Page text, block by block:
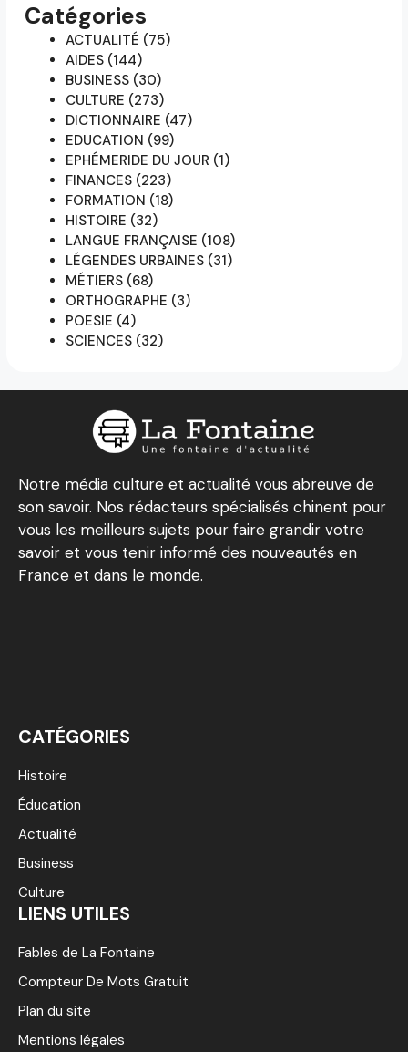
Catégories
ACTUALITÉ (75)
AIDES (144)
BUSINESS (30)
CULTURE (273)
DICTIONNAIRE (47)
EDUCATION (99)
EPHÉMERIDE DU JOUR (1)
FINANCES (223)
FORMATION (18)
HISTOIRE (32)
LANGUE FRANÇAISE (108)
LÉGENDES URBAINES (31)
MÉTIERS (68)
ORTHOGRAPHE (3)
POESIE (4)
SCIENCES (32)
Notre média culture et actualité vous abreuve de
son savoir. Nos rédacteurs spécialisés chinent pour
vous les meilleurs sujets pour faire grandir votre
savoir et vous tenir informé des nouveautés en
France et dans le monde.
CATÉGORIES
Histoire
Éducation
Actualité
Business
Culture
LIENS UTILES
Fables de La Fontaine
Compteur De Mots Gratuit
Plan du site
Mentions légales